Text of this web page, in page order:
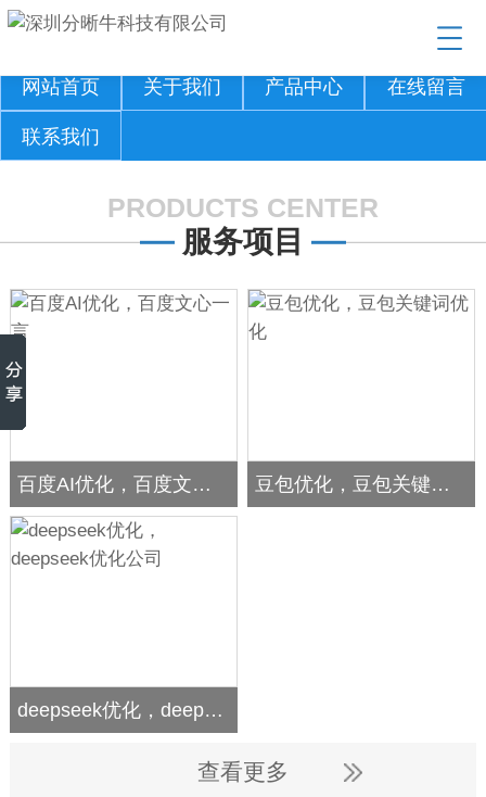
网站首页 关于我们 产品中心 在线留言
联系我们
PRODUCTS CENTER
服务项目
百度AI优化，百度文心一言 豆包优化，豆包关键词优化
deepseek优化，deepseek优化公司
查看更多